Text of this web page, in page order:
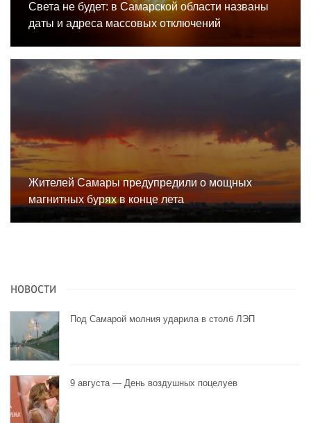
Света не будет: в Самарской области названы
даты и адреса массовых отключений
Жителей Самары предупредили о мощных
магнитных бурях в конце лета
НОВОСТИ
Под Самарой молния ударила в столб ЛЭП
9 августа — День воздушных поцелуев